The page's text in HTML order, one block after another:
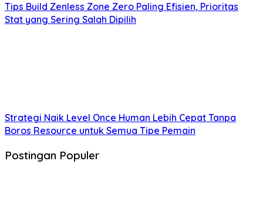
Tips Build Zenless Zone Zero Paling Efisien, Prioritas
Stat yang Sering Salah Dipilih
Strategi Naik Level Once Human Lebih Cepat Tanpa
Boros Resource untuk Semua Tipe Pemain
Postingan Populer